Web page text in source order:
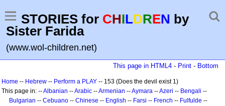
STORIES for CHILDREN by
Sister Farida
(www.wol-children.net)
This page in HTML4 - Print - Bottom
Home -- Hebrew -- Perform a PLAY -- 153 (Does the devil exist 1)
This page in: --Albanian --Arabic --Armenian --Aymara --Azeri -- Bengali --
Bulgarian -- Cebuano -- Chinese -- English -- Farsi -- French -- Fulfulde --